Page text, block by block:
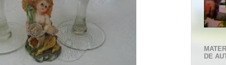
DE